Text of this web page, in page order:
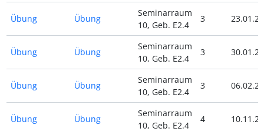
Übung Übung
Seminarraum
10, Geb. E2.4
3 23.01.24
Übung Übung
Seminarraum
10, Geb. E2.4
3 30.01.24
Übung Übung
Seminarraum
10, Geb. E2.4
3 06.02.24
Übung Übung
Seminarraum
10, Geb. E2.4
4 10.11.23